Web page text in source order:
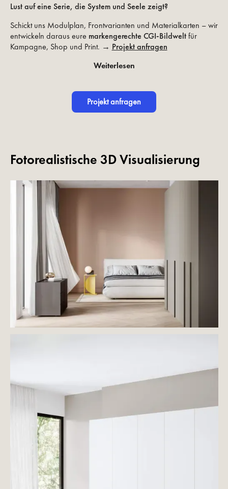
Lust auf eine Serie, die System und Seele zeigt?
Schickt uns Modulplan, Frontvarianten und Materialkarten – wir
entwickeln daraus eure markengerechte CGI-Bildweltfür
Kampagne, Shop und Print. → Projekt anfragen
Weiterlesen
Projekt anfragen
Fotorealistische 3D Visualisierung